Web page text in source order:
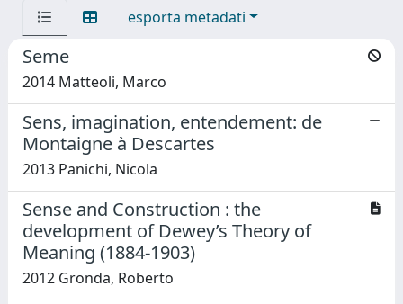
esporta metadati
Seme
2014 Matteoli, Marco
Sens, imagination, entendement: de
Montaigne à Descartes
2013 Panichi, Nicola
Sense and Construction : the
development of Dewey’s Theory of
Meaning (1884-1903)
2012 Gronda, Roberto